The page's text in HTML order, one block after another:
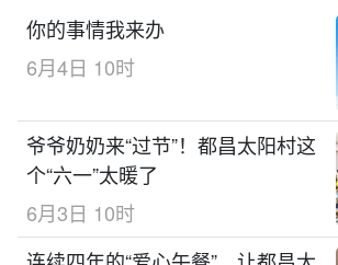
你的事情我来办
6月4日 10时
爷爷奶奶来“过节”！都昌太阳村这
个“六一”太暖了
6月3日 10时